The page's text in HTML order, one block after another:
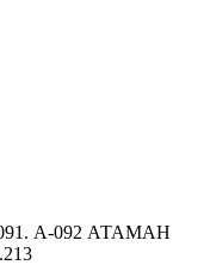
А-092 АТАМАН